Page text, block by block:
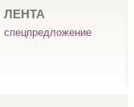
ЛЕНТА
спецпредложение